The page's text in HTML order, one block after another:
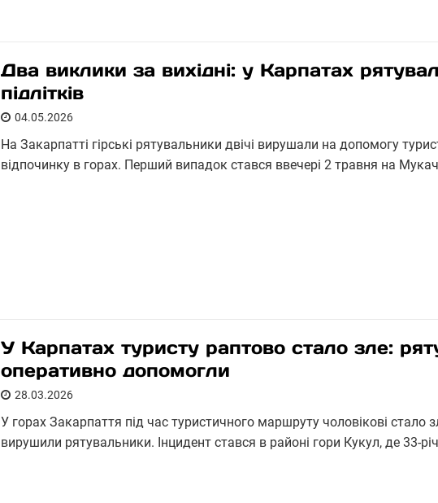
Два виклики за вихідні: у Карпатах
підлітків
04.05.2026
На Закарпатті гірські рятувальники двічі вирушали на допомогу
відпочинку в горах. Перший випадок стався ввечері 2 травня на
У Карпатах туристу раптово стало зле:
оперативно допомогли
28.03.2026
У горах Закарпаття під час туристичного маршруту чоловікові стало
вирушили рятувальники. Інцидент стався в районі гори Кукул, де 33-